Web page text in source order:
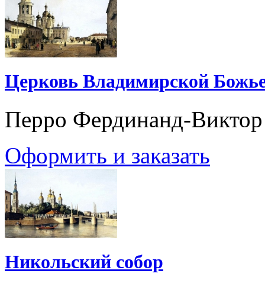
Церковь Владимирской
Перро Фердинанд-Виктор
Оформить и заказать
Никольский собор